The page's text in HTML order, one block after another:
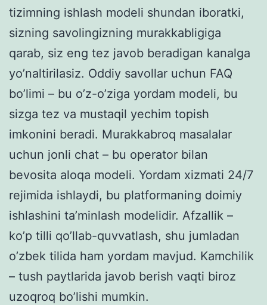
tizimning ishlash modeli shundan iboratki,
sizning savolingizning murakkabligiga
qarab, siz eng tez javob beradigan kanalga
yo’naltirilasiz. Oddiy savollar uchun FAQ
bo’limi – bu o’z-o’ziga yordam modeli, bu
sizga tez va mustaqil yechim topish
imkonini beradi. Murakkabroq masalalar
uchun jonli chat – bu operator bilan
bevosita aloqa modeli. Yordam xizmati 24/7
rejimida ishlaydi, bu platformaning doimiy
ishlashini ta’minlash modelidir. Afzallik –
ko’p tilli qo’llab-quvvatlash, shu jumladan
o’zbek tilida ham yordam mavjud. Kamchilik
– tush paytlarida javob berish vaqti biroz
uzoqroq bo’lishi mumkin.